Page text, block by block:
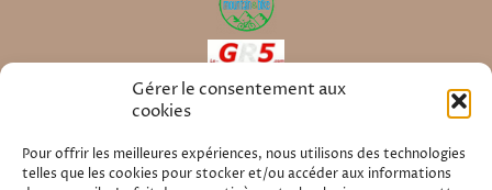
Gérer le consentement aux
cookies
Pour offrir les meilleures expériences, nous utilisons des technologies
telles que les cookies pour stocker et/ou accéder aux informations
En savoir plus surAu Coeur
des Alpes
une chambre